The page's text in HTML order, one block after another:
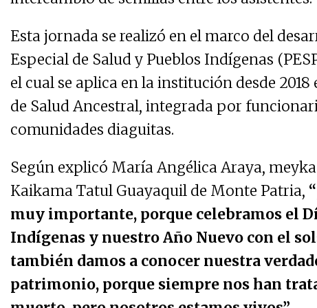
Esta jornada se realizó en el marco del
Especial de Salud y Pueblos Indígenas
el cual se aplica en la institución desde
de Salud Ancestral, integrada por
comunidades diaguitas.
Según explicó María Angélica Araya,
Kaikama Tatul Guayaquil de Monte Patria,
muy importante, porque celebramos el
Indígenas y nuestro Año Nuevo con el
también damos a conocer nuestra
patrimonio, porque siempre nos han